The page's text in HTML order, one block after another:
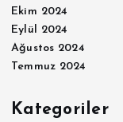
Ekim 2024
Eylül 2024
Ağustos 2024
Temmuz 2024
Kategoriler